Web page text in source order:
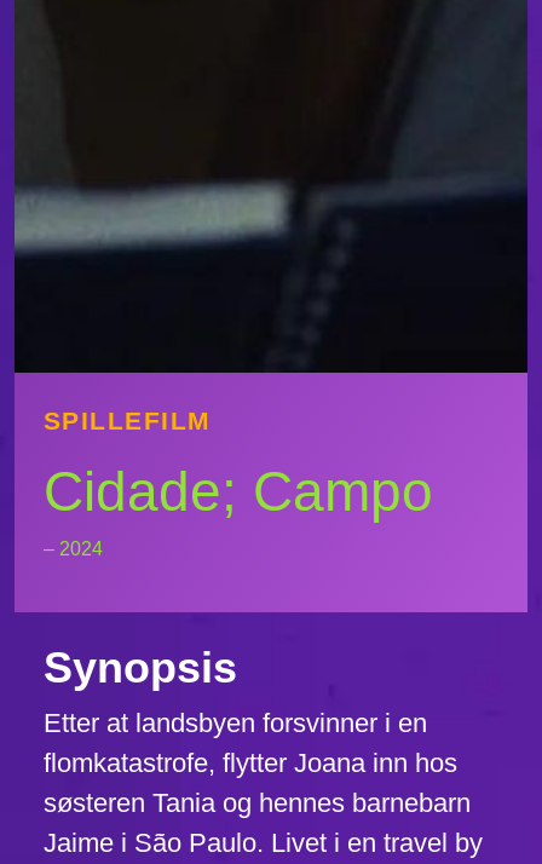
SPILLEFILM
Cidade; Campo
– 2024
Synopsis
Etter at landsbyen forsvinner i en
flomkatastrofe, flytter Joana inn hos
søsteren Tania og hennes barnebarn
Jaime i São Paulo. Livet i en travel by